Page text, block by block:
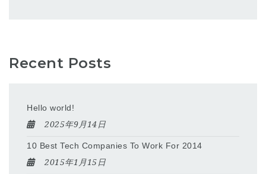
Recent Posts
Hello world!
2025年9月14日
10 Best Tech Companies To Work For 2014
2015年1月15日